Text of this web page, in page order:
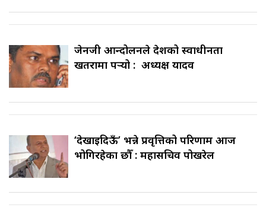
जेनजी आन्दोलनले देशको स्वाधीनता
खतरामा पर्‍यो : अध्यक्ष यादव
‘देखाइदिऊँ’ भन्ने प्रवृत्तिको परिणाम आज
भोगिरहेका छौँ : महासचिव पोखरेल